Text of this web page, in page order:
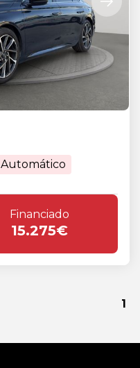
Automático
Financiado
15.275€
1